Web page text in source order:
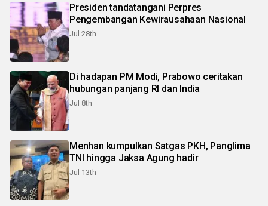
Presiden tandatangani Perpres
Pengembangan Kewirausahaan Nasional
Jul 28th
Di hadapan PM Modi, Prabowo ceritakan
hubungan panjang RI dan India
Jul 8th
Menhan kumpulkan Satgas PKH, Panglima
TNI hingga Jaksa Agung hadir
Jul 13th